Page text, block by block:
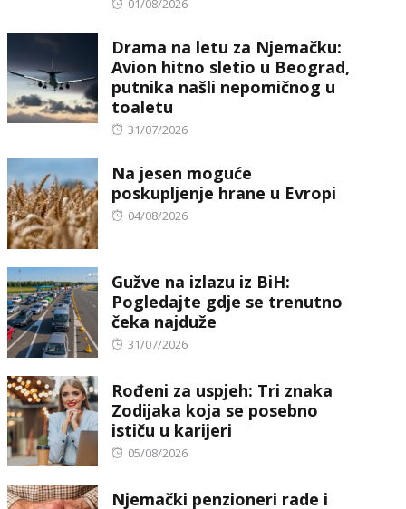
01/08/2026
Drama na letu za Njemačku:
Avion hitno sletio u Beograd,
putnika našli nepomičnog u
toaletu
Posted
31/07/2026
Na jesen moguće
poskupljenje hrane u Evropi
Posted
04/08/2026
Gužve na izlazu iz BiH:
Pogledajte gdje se trenutno
čeka najduže
Posted
31/07/2026
Rođeni za uspjeh: Tri znaka
Zodijaka koja se posebno
ističu u karijeri
Posted
05/08/2026
Njemački penzioneri rade i